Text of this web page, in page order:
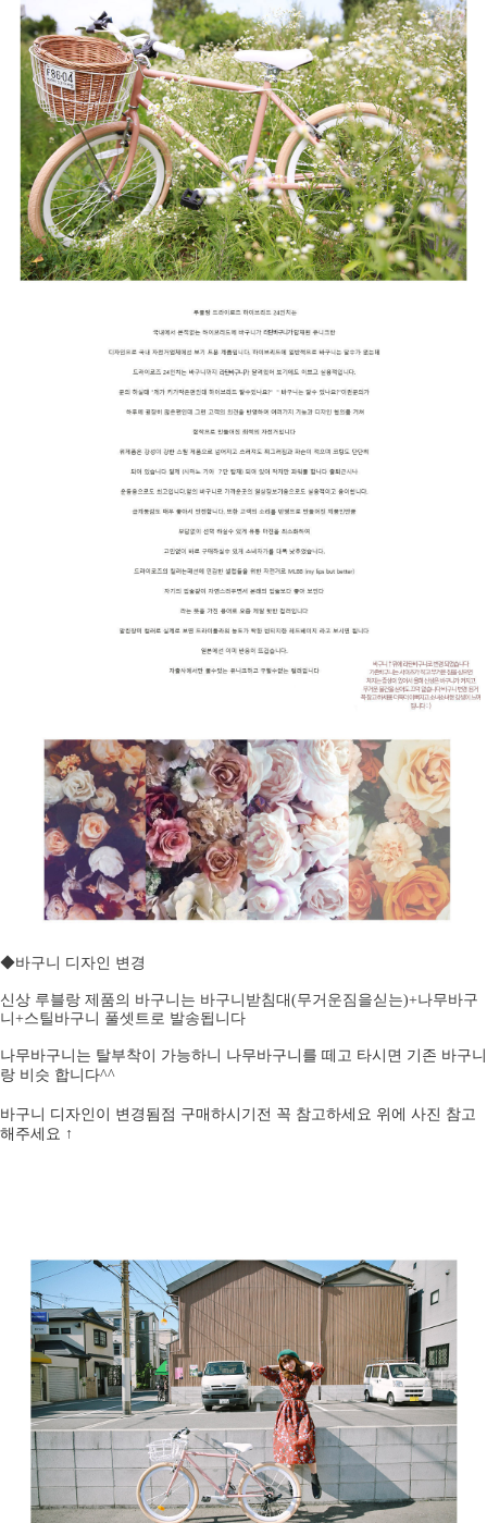
◆바구니 디자인 변경
신상 루블랑 제품의 바구니는 바구니받침대(무거운짐을싣는)+나무바구
니+스틸바구니 풀셋트로 발송됩니다
나무바구니는 탈부착이 가능하니 나무바구니를 떼고 타시면 기존 바구니
랑 비슷 합니다^^
바구니 디자인이 변경됨점 구매하시기전 꼭 참고하세요 위에 사진 참고
해주세요 ↑